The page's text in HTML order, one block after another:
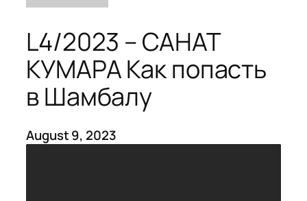
L4/2023 – САНАТ
КУМАРА Как попасть
в Шамбалу
August 9, 2023